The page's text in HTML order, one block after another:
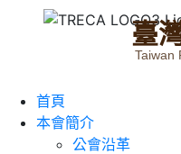
臺
Taiwan
首頁
本會簡介
公會沿革